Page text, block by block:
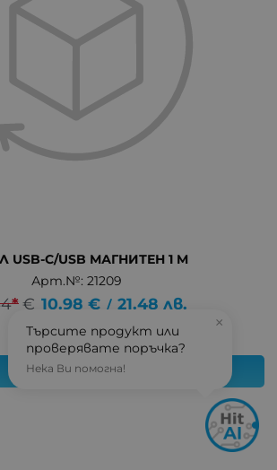
USB-C/USB МАГНИТЕН 1 M
Арт.№: 21209
*€ 10.98 € / 21.48 лв.
КУПИ
×
Търсите продукт или
проверявате поръчка?
Нека Ви помогна!